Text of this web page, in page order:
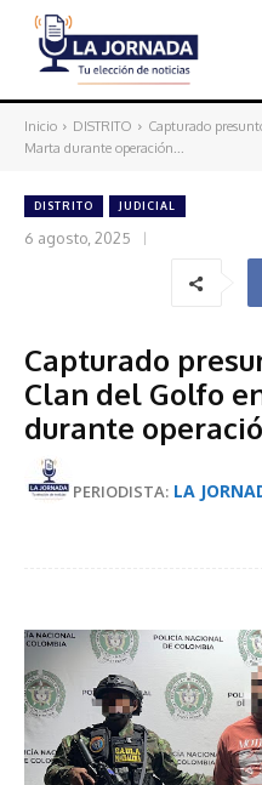
Inicio DISTRITO
Capturado
Marta durante operación...
DISTRITO JUDICIAL
6 agosto, 2025
Capturado
Clan del Golfo
durante
PERIODISTA: LA